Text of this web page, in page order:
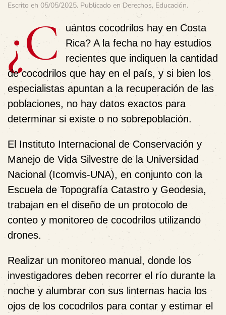
Escrito en 05/05/2025. Publicado en Derechos, Educación.
¿C
uántos cocodrilos hay en Costa
Rica? A la fecha no hay estudios
recientes que indiquen la cantidad
de cocodrilos que hay en el país, y si bien los
especialistas apuntan a la recuperación de las
poblaciones, no hay datos exactos para
determinar si existe o no sobrepoblación.
El Instituto Internacional de Conservación y
Manejo de Vida Silvestre de la Universidad
Nacional (Icomvis-UNA), en conjunto con la
Escuela de Topografía Catastro y Geodesia,
trabajan en el diseño de un protocolo de
conteo y monitoreo de cocodrilos utilizando
drones.
Realizar un monitoreo manual, donde los
investigadores deben recorrer el río durante la
noche y alumbrar con sus linternas hacia los
ojos de los cocodrilos para contar y estimar el